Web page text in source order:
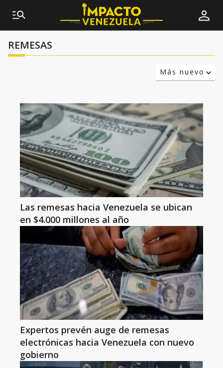
REMESAS
Más nuevo
Las remesas hacia Venezuela se ubican
en $4.000 millones al año
Expertos prevén auge de remesas
electrónicas hacia Venezuela con nuevo
gobierno